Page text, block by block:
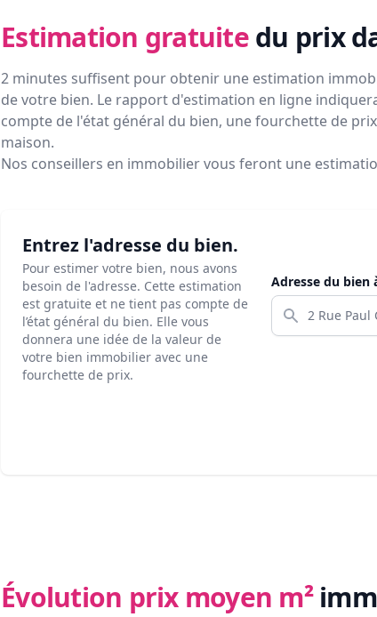
Estimation gratuite du prix
2 minutes suffisent pour obtenir une estimation
de votre bien. Le rapport d'estimation en ligne
compte de l'état général du bien, une fourchette de
maison.
Nos conseillers en immobilier vous feront une
Entrez l'adresse du bien.
Pour estimer votre bien, nous avons
besoin de l'adresse. Cette estimation
est gratuite et ne tient pas compte de
l’état général du bien. Elle vous
donnera une idée de la valeur de
votre bien immobilier avec une
fourchette de prix.
Adresse du bien
Évolution prix moyen m²